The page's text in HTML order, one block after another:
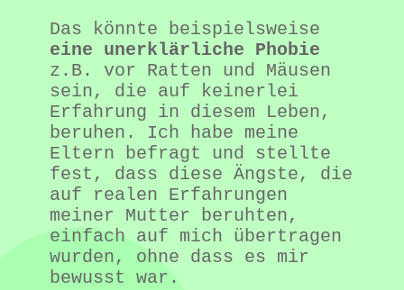
eine unerklärliche Phobie
z.B. vor Ratten und Mäusen
sein, die auf keinerlei
Erfahrung in diesem Leben,
beruhen. Ich habe meine
Eltern befragt und stellte
fest, dass diese Ängste, die
auf realen Erfahrungen
meiner Mutter beruhten,
einfach auf mich übertragen
wurden, ohne dass es mir
bewusst war.